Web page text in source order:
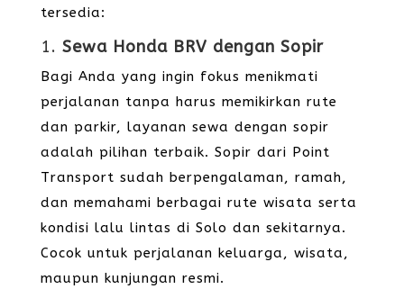
tersedia:
1. Sewa Honda BRV dengan Sopir
Bagi Anda yang ingin fokus menikmati
perjalanan tanpa harus memikirkan rute
dan parkir, layanan sewa dengan sopir
adalah pilihan terbaik. Sopir dari Point
Transport sudah berpengalaman, ramah,
dan memahami berbagai rute wisata serta
kondisi lalu lintas di Solo dan sekitarnya.
Cocok untuk perjalanan keluarga, wisata,
maupun kunjungan resmi.